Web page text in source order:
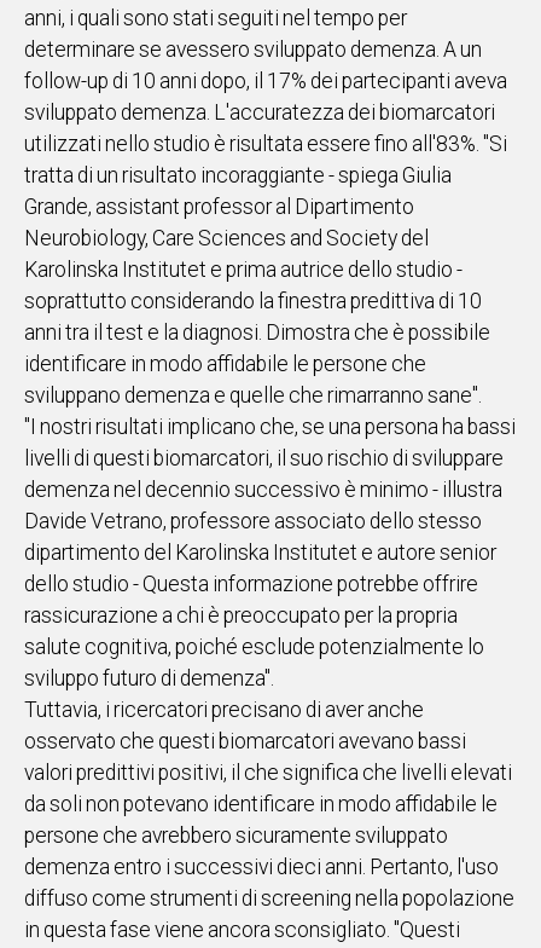
anni, i quali sono stati seguiti nel tempo per
determinare se avessero sviluppato demenza. A un
follow-up di 10 anni dopo, il 17% dei partecipanti aveva
sviluppato demenza. L'accuratezza dei biomarcatori
utilizzati nello studio è risultata essere fino all'83%. "Si
tratta di un risultato incoraggiante - spiega Giulia
Grande, assistant professor al Dipartimento
Neurobiology, Care Sciences and Society del
Karolinska Institutet e prima autrice dello studio -
soprattutto considerando la finestra predittiva di 10
anni tra il test e la diagnosi. Dimostra che è possibile
identificare in modo affidabile le persone che
sviluppano demenza e quelle che rimarranno sane".
"I nostri risultati implicano che, se una persona ha bassi
livelli di questi biomarcatori, il suo rischio di sviluppare
demenza nel decennio successivo è minimo - illustra
Davide Vetrano, professore associato dello stesso
dipartimento del Karolinska Institutet e autore senior
dello studio - Questa informazione potrebbe offrire
rassicurazione a chi è preoccupato per la propria
salute cognitiva, poiché esclude potenzialmente lo
sviluppo futuro di demenza".
Tuttavia, i ricercatori precisano di aver anche
osservato che questi biomarcatori avevano bassi
valori predittivi positivi, il che significa che livelli elevati
da soli non potevano identificare in modo affidabile le
persone che avrebbero sicuramente sviluppato
demenza entro i successivi dieci anni. Pertanto, l'uso
diffuso come strumenti di screening nella popolazione
in questa fase viene ancora sconsigliato. "Questi